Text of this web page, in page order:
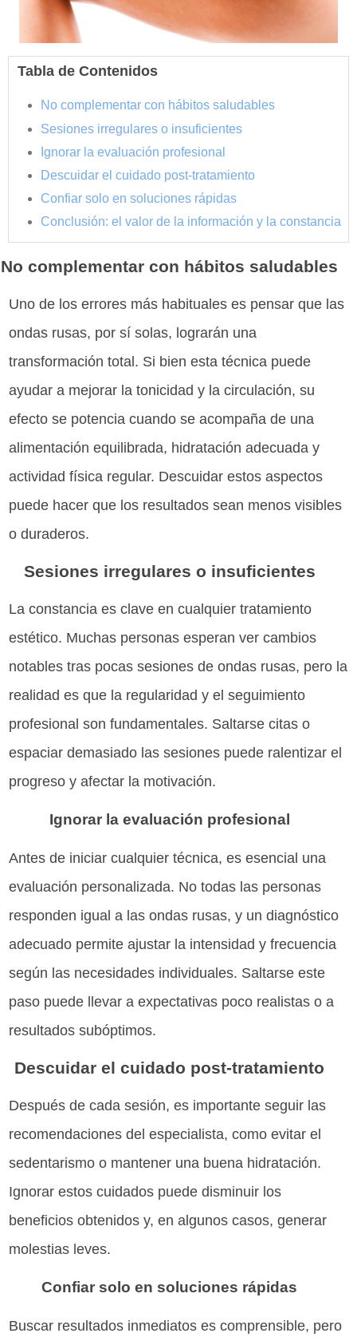
Tabla de Contenidos
No complementar con hábitos saludables
Sesiones irregulares o insuficientes
Ignorar la evaluación profesional
Descuidar el cuidado post-tratamiento
Confiar solo en soluciones rápidas
Conclusión: el valor de la información y la constancia
No complementar con hábitos saludables
Uno de los errores más habituales es pensar que las
ondas rusas, por sí solas, lograrán una
transformación total. Si bien esta técnica puede
ayudar a mejorar la tonicidad y la circulación, su
efecto se potencia cuando se acompaña de una
alimentación equilibrada, hidratación adecuada y
actividad física regular. Descuidar estos aspectos
puede hacer que los resultados sean menos visibles
o duraderos.
Sesiones irregulares o insuficientes
La constancia es clave en cualquier tratamiento
estético. Muchas personas esperan ver cambios
notables tras pocas sesiones de ondas rusas, pero la
realidad es que la regularidad y el seguimiento
profesional son fundamentales. Saltarse citas o
espaciar demasiado las sesiones puede ralentizar el
progreso y afectar la motivación.
Ignorar la evaluación profesional
Antes de iniciar cualquier técnica, es esencial una
evaluación personalizada. No todas las personas
responden igual a las ondas rusas, y un diagnóstico
adecuado permite ajustar la intensidad y frecuencia
según las necesidades individuales. Saltarse este
paso puede llevar a expectativas poco realistas o a
resultados subóptimos.
Descuidar el cuidado post-tratamiento
Después de cada sesión, es importante seguir las
recomendaciones del especialista, como evitar el
sedentarismo o mantener una buena hidratación.
Ignorar estos cuidados puede disminuir los
beneficios obtenidos y, en algunos casos, generar
molestias leves.
Confiar solo en soluciones rápidas
Buscar resultados inmediatos es comprensible, pero